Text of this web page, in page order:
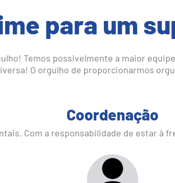
para um
Temos possivelmente a maior
O orgulho de proporcionarmos
Coordenação
Com a responsabilidade de estar à